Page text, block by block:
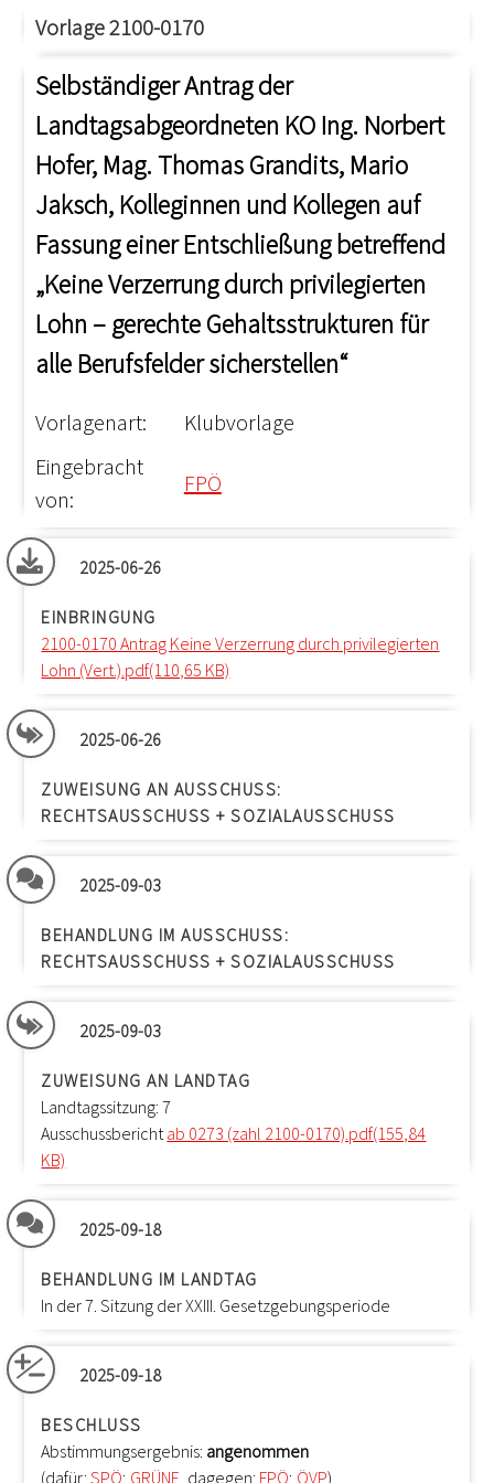
Vorlage 2100-0170
Selbständiger Antrag der
Landtagsabgeordneten KO Ing. Norbert
Hofer, Mag. Thomas Grandits, Mario
Jaksch, Kolleginnen und Kollegen auf
Fassung einer Entschließung betreffend
„Keine Verzerrung durch privilegierten
Lohn – gerechte Gehaltsstrukturen für
alle Berufsfelder sicherstellen“
Vorlagenart:
Klubvorlage
Eingebracht
von:
FPÖ
2025-06-26
EINBRINGUNG
2100-0170 Antrag Keine Verzerrung durch privilegierten
Lohn (Vert.).pdf(110,65 KB)
2025-06-26
ZUWEISUNG AN AUSSCHUSS:
RECHTSAUSSCHUSS + SOZIALAUSSCHUSS
2025-09-03
BEHANDLUNG IM AUSSCHUSS:
RECHTSAUSSCHUSS + SOZIALAUSSCHUSS
2025-09-03
ZUWEISUNG AN LANDTAG
Landtagssitzung: 7
Ausschussberichtab 0273 (zahl 2100-0170).pdf(155,84
KB)
2025-09-18
BEHANDLUNG IM LANDTAG
In der 7. Sitzung der XXIII. Gesetzgebungsperiode
2025-09-18
BESCHLUSS
Abstimmungsergebnis: angenommen
(dafür:SPÖ; GRÜNE , dagegen: FPÖ; ÖVP)